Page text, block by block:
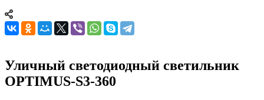
Уличный светодиодный светильник
OPTIMUS-S3-360